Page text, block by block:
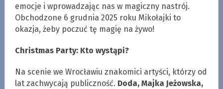
emocje i wprowadzając nas w magiczny nastrój.
Obchodzone 6 grudnia 2025 roku Mikołajki to
okazja, żeby poczuć tę magię na żywo!
Christmas Party: Kto wystąpi?
Na scenie we Wrocławiu znakomici artyści, którzy od
lat zachwycają publiczność. Doda, Majka Jeżowska,